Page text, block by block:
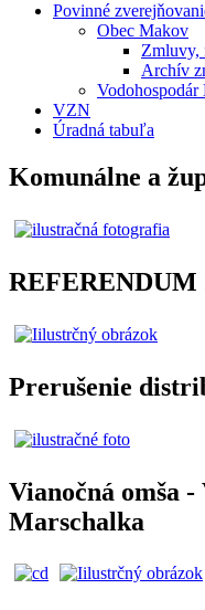
Povinné
Obec Makov
Zmluvy,
Archív
Vodohospodár
VZN
Úradná tabuľa
Komunálne a
REFERENDUM
Prerušenie
Vianočná omša
Marschalka